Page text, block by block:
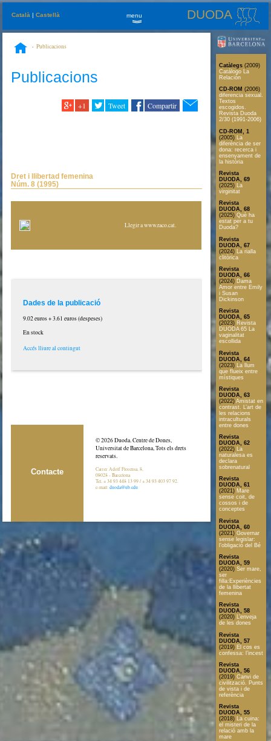
Català |Castellà DUODA
menu
»
Publicacions
Publicacions
+1 Tweet Compartir
Dret i llibertad femenina
Núm. 8 (1995)
Llegir a www.raco.cat.
Dades de la publicació
9.02 euros + 3.61 euros (despeses)
En stock
Accés lliure al contingut
Contacte
© 2026 Duoda. Centre de Dones,
Universitat de Barcelona, Tots els drets
reservats.
Carrer Adolf Florensa, 8,
08028 - Barcelona
Tel. + 34 93 448 13 99 / + 34 93 403 97 92.
e-mail:duoda@ub.edu
Catàlegs (2009)
Catálogo La
Relación
CD-ROM (2006)
diferencia sexual.
Textos
escogidos.
Revista Duoda
2/30 (1991-2006)
CD-ROM, 1
(2005)
La
diferència de ser
dona: recerca i
ensenyament de
la història
Revista
DUODA, 69
(2025) La
virginitat
Revista
DUODA, 68
(2025) Què ha
estat per a tu
Duoda?
Revista
DUODA, 67
(2024)
La rialla
clitòrica
Revista
DUODA, 66
(2024) Dama
Amor entre Emily
i Susan
Dickinson
Revista
DUODA, 65
(2023) Revista
DUODA 65 La
vaginalitat
escollida
Revista
DUODA, 64
(2023)
La llum
que flueix entre
místiques
Revista
DUODA, 63
(2022) Amistat en
contrast. L’art de
les relacions
intraculturals
entre dones
Revista
DUODA, 62
(2022) La
naturalesa es
declara
sobrenatural
Revista
DUODA, 61
(2021) Mare
sense coit, de
cossos i de
conceptes
Revista
DUODA, 60
(2021) Governar
sense legislar:
l’obligació del Bé
Revista
DUODA, 59
(2020) Ser mare,
ser
filla:Experiències
de la llibertat
femenina
Revista
DUODA, 58
(2020) L’enveja
de les dones
Revista
DUODA, 57
(2019) El cos es
confessa: l’incest
Revista
DUODA, 56
(2019) Canvi de
civilització. Punts
de vista i de
referència
Revista
DUODA, 55
(2018) La cuina:
el misteri de la
relació amb la
mare